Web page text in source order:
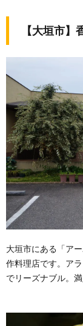
【大垣市】
大垣市にある「ア
作料理店です。ア
でリーズナブル。